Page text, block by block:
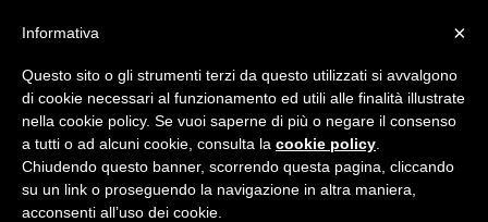
FORUM-ACCEDI
×
Informativa
Questo sito o gli strumenti terzi da questo utilizzati si avvalgono
di cookie necessari al funzionamento ed utili alle finalità illustrate
nella cookie policy. Se vuoi saperne di più o negare il consenso
a tutti o ad alcuni cookie, consulta la cookie policy
Chiudendo questo banner, scorrendo questa pagina, cliccando
su un link o proseguendo la navigazione in altra maniera,
acconsenti all’uso dei cookie.